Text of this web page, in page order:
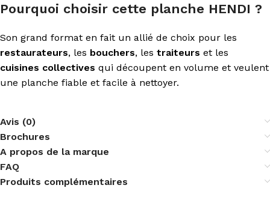
Pourquoi choisir cette planche HENDI ?
Son grand format en fait un allié de choix pour les
restaurateurs, les bouchers, les traiteurs et les
cuisines collectives qui découpent en volume et veulent
une planche fiable et facile à nettoyer.
Avis (0)
Brochures
A propos de la marque
FAQ
Produits complémentaires